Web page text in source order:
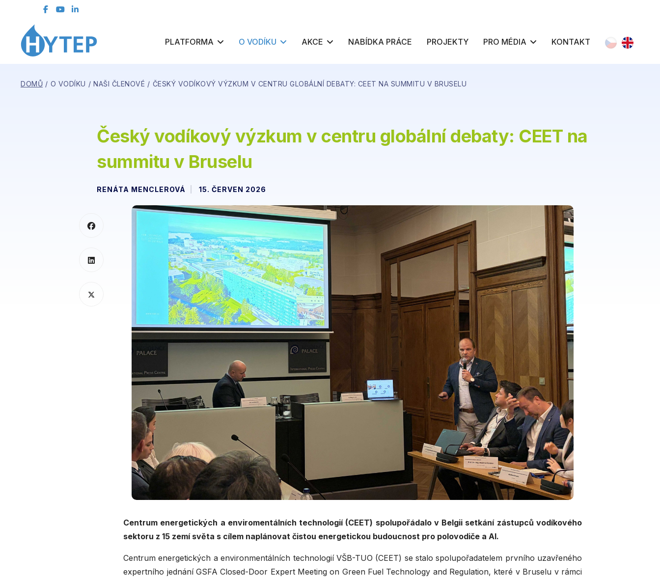
ČLENSKÁ SEKCE
PLATFORMA O VODÍKU AKCE NABÍDKA PRÁCE PROJEKTY PRO MÉDIA KONTAKT Zvolte jazyk
DOMŮ O VODÍKU NAŠI ČLENOVÉ ČESKÝ VODÍKOVÝ VÝZKUM V CENTRU GLOBÁLNÍ DEBATY: CEET NA SUMMITU V BRUSELU
Český vodíkový výzkum v centru globální debaty: CEET na
summitu v Bruselu
RENÁTA MENCLEROVÁ 15. ČERVEN 2026
Centrum energetických a enviromentálních technologií (CEET) spolupořádalo v Belgii setkání zástupců vodíkového
sektoru z 15 zemí světa s cílem naplánovat čistou energetickou budoucnost pro polovodiče a AI.
Centrum energetických a environmentálních technologií VŠB-TUO (CEET) se stalo spolupořadatelem prvního uzavřeného
expertního jednání GSFA Closed-Door Expert Meeting on Green Fuel Technology and Regulation, které v Bruselu v rámci